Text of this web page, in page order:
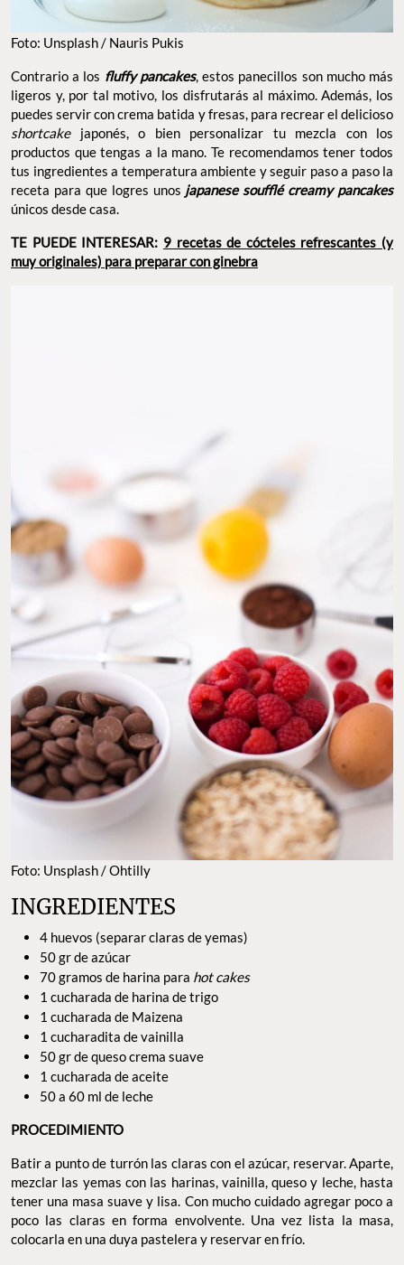
Foto: Unsplash / Nauris Pukis
Contrario a los fluffy pancakes, estos panecillos son mucho más
ligeros y, por tal motivo, los disfrutarás al máximo. Además, los
puedes servir con crema batida y fresas, para recrear el delicioso
shortcakejaponés, o bien personalizar tu mezcla con los
productos que tengas a la mano. Te recomendamos tener todos
tus ingredientes a temperatura ambiente y seguir paso a paso la
receta para que logres unos japanese soufflé creamy pancakes
únicos desde casa.
TE PUEDE INTERESAR: 9 recetas de cócteles refrescantes (y
muy originales) para preparar con ginebra
Foto: Unsplash / Ohtilly
INGREDIENTES
4 huevos (separar claras de yemas)
50 gr de azúcar
70 gramos de harina para hot cakes
1 cucharada de harina de trigo
1 cucharada de Maizena
1 cucharadita de vainilla
50 gr de queso crema suave
1 cucharada de aceite
50 a 60 ml de leche
PROCEDIMIENTO
Batir a punto de turrón las claras con el azúcar, reservar. Aparte,
mezclar las yemas con las harinas, vainilla, queso y leche, hasta
tener una masa suave y lisa. Con mucho cuidado agregar poco a
poco las claras en forma envolvente. Una vez lista la masa,
colocarla en una duya pastelera y reservar en frío.